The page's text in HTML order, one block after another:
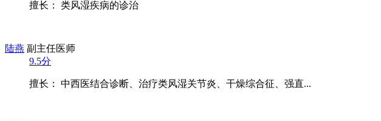
擅长： 类风湿疾病的诊治
陆燕 副主任医师
9.5分
擅长： 中西医结合诊断、治疗类风湿关节炎、干燥综合征、强直...